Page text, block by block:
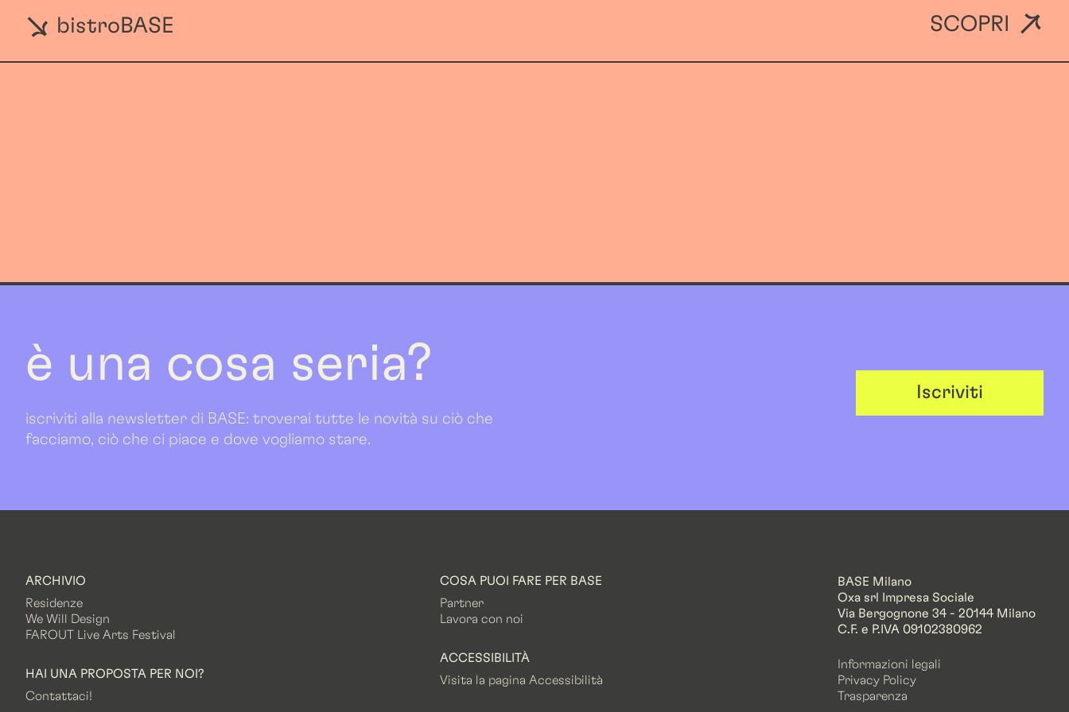
bistroBASE SCOPRI
è una cosa seria?
iscriviti alla newsletter di BASE: troverai tutte le novità su ciò che
facciamo, ciò che ci piace e dove vogliamo stare.
Iscriviti
ARCHIVIO
Residenze
We Will Design
FAROUT Live Arts Festival
HAI UNA PROPOSTA PER NOI?
Contattaci!
COSA PUOI FARE PER BASE
Partner
Lavora con noi
ACCESSIBILITÀ
Visita la pagina Accessibilità
BASE Milano
Oxa srl Impresa Sociale
Via Bergognone 34 - 20144 Milano
C.F. e P.IVA 09102380962
Informazioni legali
Privacy Policy
Trasparenza